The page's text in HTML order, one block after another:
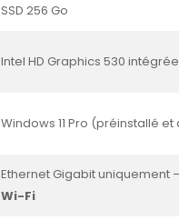
SSD 256 Go
Intel HD Graphics 530 intégrée
Windows 11 Pro (préinstallé
Ethernet Gigabit uniquement –
Wi-Fi